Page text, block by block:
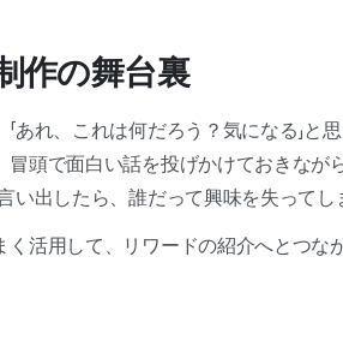
作の舞台裏
あれ、これは何だろう？気になる」
頭で面白い話を投げかけておきなが
い出したら、誰だって興味を失ってし
く活用して、リワードの紹介へとつ